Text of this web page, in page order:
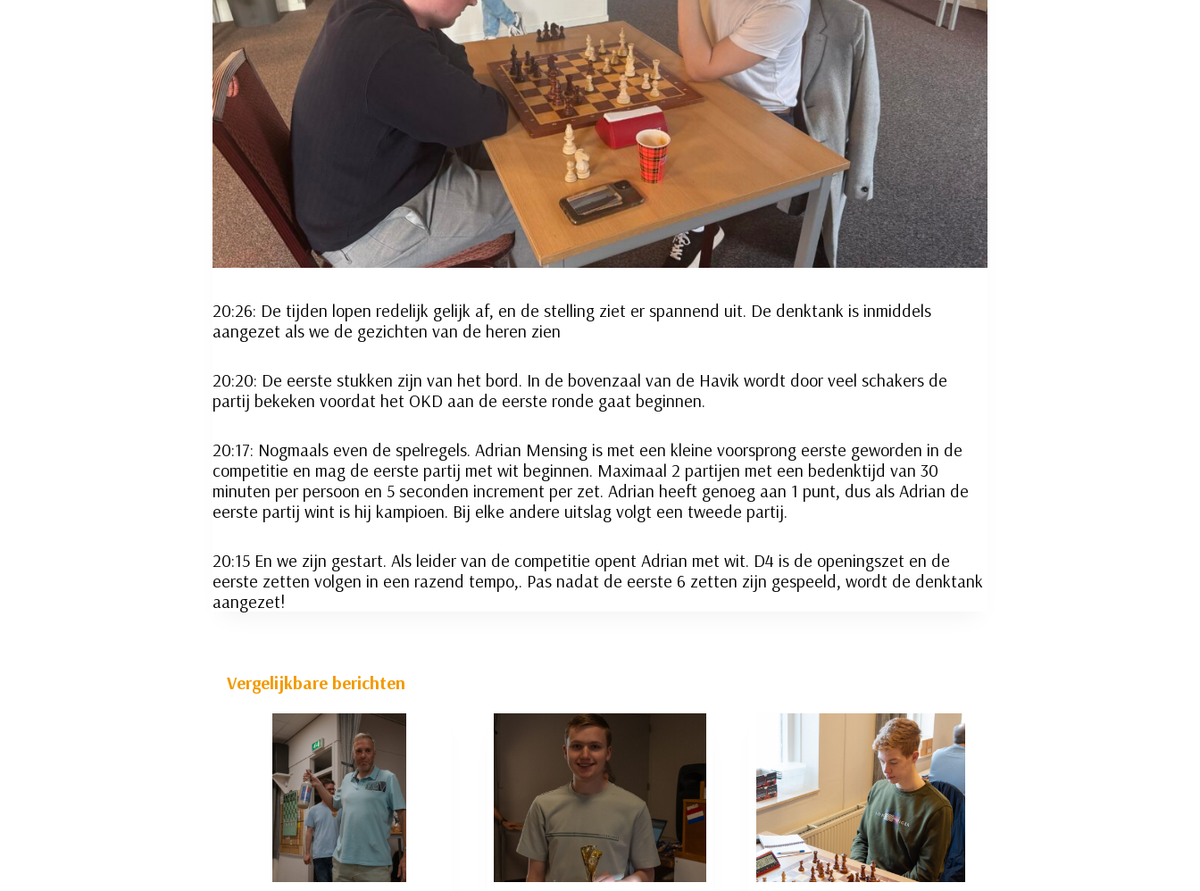
20:26: De tijden lopen redelijk gelijk af, en de stelling ziet er spannend uit. De denktank is inmiddels
aangezet als we de gezichten van de heren zien
20:20: De eerste stukken zijn van het bord. In de bovenzaal van de Havik wordt door veel schakers de
partij bekeken voordat het OKD aan de eerste ronde gaat beginnen.
20:17: Nogmaals even de spelregels. Adrian Mensing is met een kleine voorsprong eerste geworden in de
competitie en mag de eerste partij met wit beginnen. Maximaal 2 partijen met een bedenktijd van 30
minuten per persoon en 5 seconden increment per zet. Adrian heeft genoeg aan 1 punt, dus als Adrian de
eerste partij wint is hij kampioen. Bij elke andere uitslag volgt een tweede partij.
20:15 En we zijn gestart. Als leider van de competitie opent Adrian met wit. D4 is de openingszet en de
eerste zetten volgen in een razend tempo,. Pas nadat de eerste 6 zetten zijn gespeeld, wordt de denktank
aangezet!
Vergelijkbare berichten